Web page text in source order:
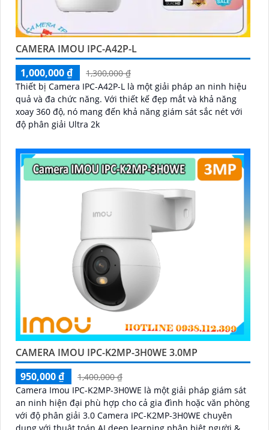
CAMERA IMOU IPC-A42P-L
1,000,000 ₫
1,300,000 ₫
Thiết bị Camera IPC-A42P-L là một giải pháp an ninh hiệu
quả và đa chức năng. Với thiết kế đẹp mắt và khả năng
xoay 360 độ, nó mang đến khả năng giám sát sắc nét với
độ phân giải Ultra 2k
CAMERA IMOU IPC-K2MP-3H0WE 3.0MP
950,000 ₫
1,400,000 ₫
Camera Imou IPC-K2MP-3H0WE là một giải pháp giám sát
an ninh hiện đại phù hợp cho cả gia đình hoặc văn phòng
với độ phân giải 3.0 Camera IPC-K2MP-3H0WE chuyên
dụng với thuật toán AI deep learning phân biệt người &